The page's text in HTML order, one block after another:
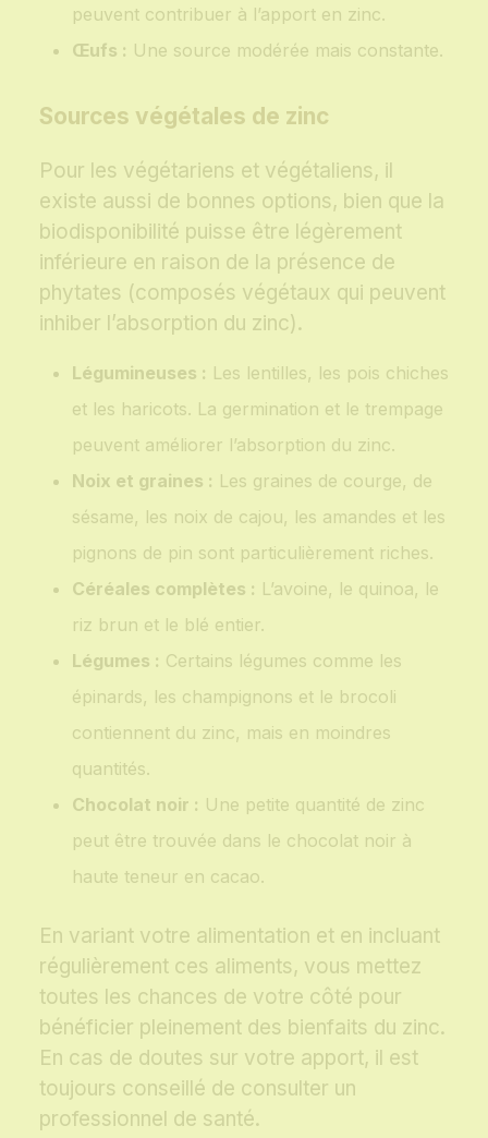
peuvent contribuer à l’apport en zinc.
Œufs : Une source modérée mais constante.
Sources végétales de zinc
Pour les végétariens et végétaliens, il
existe aussi de bonnes options, bien que la
biodisponibilité puisse être légèrement
inférieure en raison de la présence de
phytates (composés végétaux qui peuvent
inhiber l’absorption du zinc).
Légumineuses : Les lentilles, les pois chiches
et les haricots. La germination et le trempage
peuvent améliorer l’absorption du zinc.
Noix et graines : Les graines de courge, de
sésame, les noix de cajou, les amandes et les
pignons de pin sont particulièrement riches.
Céréales complètes : L’avoine, le quinoa, le
riz brun et le blé entier.
Légumes : Certains légumes comme les
épinards, les champignons et le brocoli
contiennent du zinc, mais en moindres
quantités.
Chocolat noir : Une petite quantité de zinc
peut être trouvée dans le chocolat noir à
haute teneur en cacao.
En variant votre alimentation et en incluant
régulièrement ces aliments, vous mettez
toutes les chances de votre côté pour
bénéficier pleinement des bienfaits du zinc.
En cas de doutes sur votre apport, il est
toujours conseillé de consulter un
professionnel de santé.